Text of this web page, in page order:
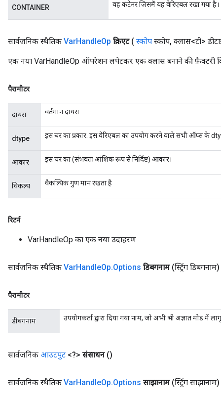
CONTAINER वह कंटेनर जिसमें यह वेरिएबल रखा गया है।
सार्वजनिक स्थैतिक VarHandleOp क्रिएट ( स्कोप स्कोप, क्लास<टी>
एक नया VarHandleOp ऑपरेशन लपेटकर एक क्लास बनाने की फ़ैक्टरी
पैरामीटर
दायरा वर्तमान दायरा
dtype इस चर का प्रकार. इस वेरिएबल का उपयोग करने वाले सभी ऑप्स के
आकार इस चर का (संभवतः आंशिक रूप से निर्दिष्ट) आकार।
विकल्प वैकल्पिक गुण मान रखता है
रिटर्न
VarHandleOp का एक नया उदाहरण
सार्वजनिक स्थैतिक VarHandleOp.Options डिबगनाम (स्ट्रिंग डिबगनाम)
पैरामीटर
डीबगनाम उपयोगकर्ता द्वारा दिया गया नाम, जो अभी भी अज्ञात मोड में
सार्वजनिक आउटपुट <?> संसाधन ()
सार्वजनिक स्थैतिक VarHandleOp.Options साझानाम (स्ट्रिंग साझानाम)